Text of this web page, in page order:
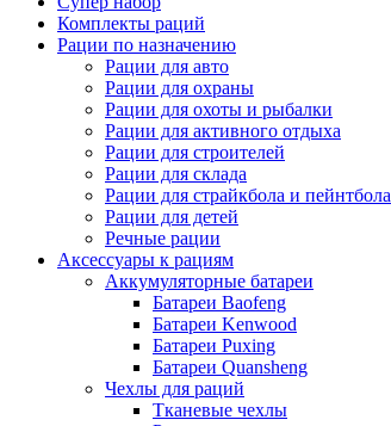
Комплекты раций
Рации по назначению
Рации для авто
Рации для охраны
Рации для охоты и рыбалки
Рации для активного отдыха
Рации для строителей
Рации для склада
Рации для страйкбола и пейнтбола
Рации для детей
Речные рации
Аксессуары к рациям
Аккумуляторные батареи
Батареи Baofeng
Батареи Kenwood
Батареи Puxing
Батареи Quansheng
Чехлы для раций
Тканевые чехлы